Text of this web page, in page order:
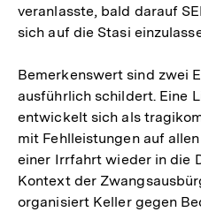
veranlasste, bald darauf
sich auf die Stasi
Bemerkenswert sind zwei
ausführlich schildert. Eine
entwickelt sich als
mit Fehlleistungen auf
einer Irrfahrt wieder in die
Kontext der
organisiert Keller gegen